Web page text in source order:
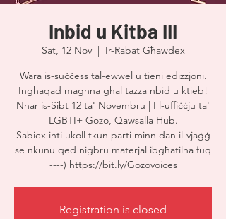
Inbid u Kitba III
Sat, 12 Nov
  |
Ir-Rabat Għawdex
Wara is-suċċess tal-ewwel u tieni edizzjoni.
Ingħaqad magħna għal tazza nbid u ktieb!
Nhar is-Sibt 12 ta' Novembru | Fl-uffiċċju ta'
LGBTI+ Gozo, Qawsalla Hub.
Sabiex inti ukoll tkun parti minn dan il-vjaġġ
se nkunu qed niġbru materjal ibgħatilna fuq
----) https://bit.ly/Gozovoices
Registration is closed